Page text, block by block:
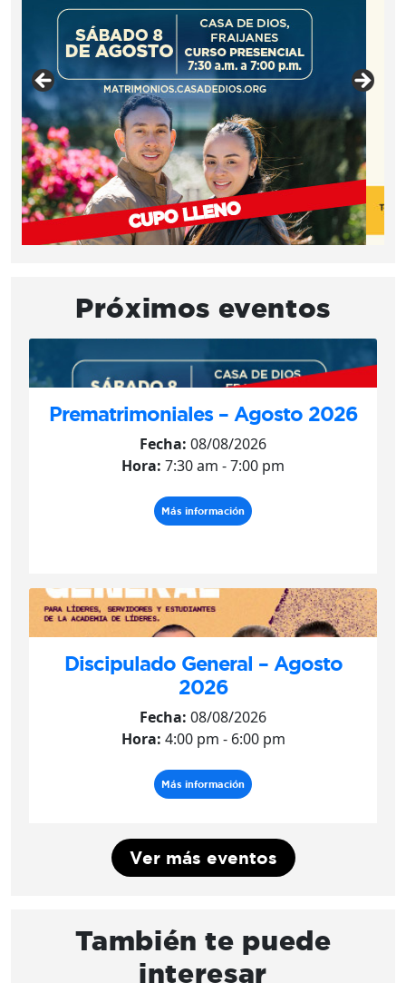
Próximos eventos
Prematrimoniales – Agosto 2026
Fecha: 08/08/2026
Hora: 7:30 am - 7:00 pm
Más información
Discipulado General – Agosto
2026
Fecha: 08/08/2026
Hora: 4:00 pm - 6:00 pm
Más información
Ver más eventos
También te puede
interesar